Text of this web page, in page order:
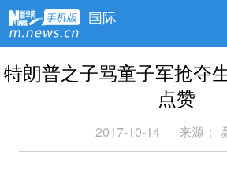
国际
特朗普之子骂童子军抢夺
点赞
2017-10-14 来源：